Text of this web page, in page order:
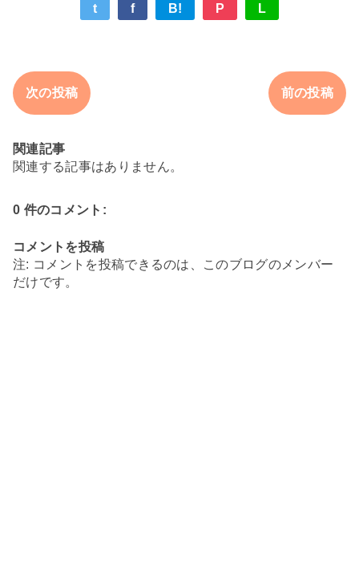
t f B! P L
次の投稿 前の投稿
関連記事
関連する記事はありません。
0 件のコメント:
コメントを投稿
注: コメントを投稿できるのは、このブログのメンバー
だけです。